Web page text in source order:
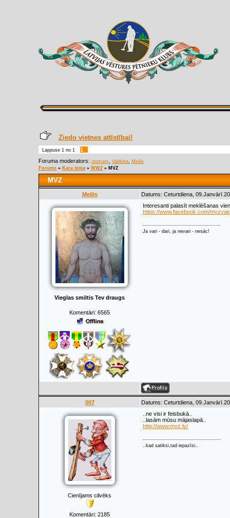
Ziedo vietnes attīstībai!
Lappuse 1 no 1
1
Foruma moderators: otomars Valduha
Meilis
Forums » Kara tēma » WW2 » MVZ
MVZ
Meilis Datums: Ceturtdiena,
Vieglas smiltis Tev draugs
Komentāri: 6565
Interesanti palasīt meklēšanas
https://www.facebook.com/
Ja vari - dari, ja nevari - nesāc!
007 Datums: Ceturtdiena,
Cienījams cilvēks
Komentāri: 2185
..ne visi ir feisbukā..
..lasām mūsu mājaslapā..
http://www.mvz.lv/
..kad satiksi,tad iepazīsi..